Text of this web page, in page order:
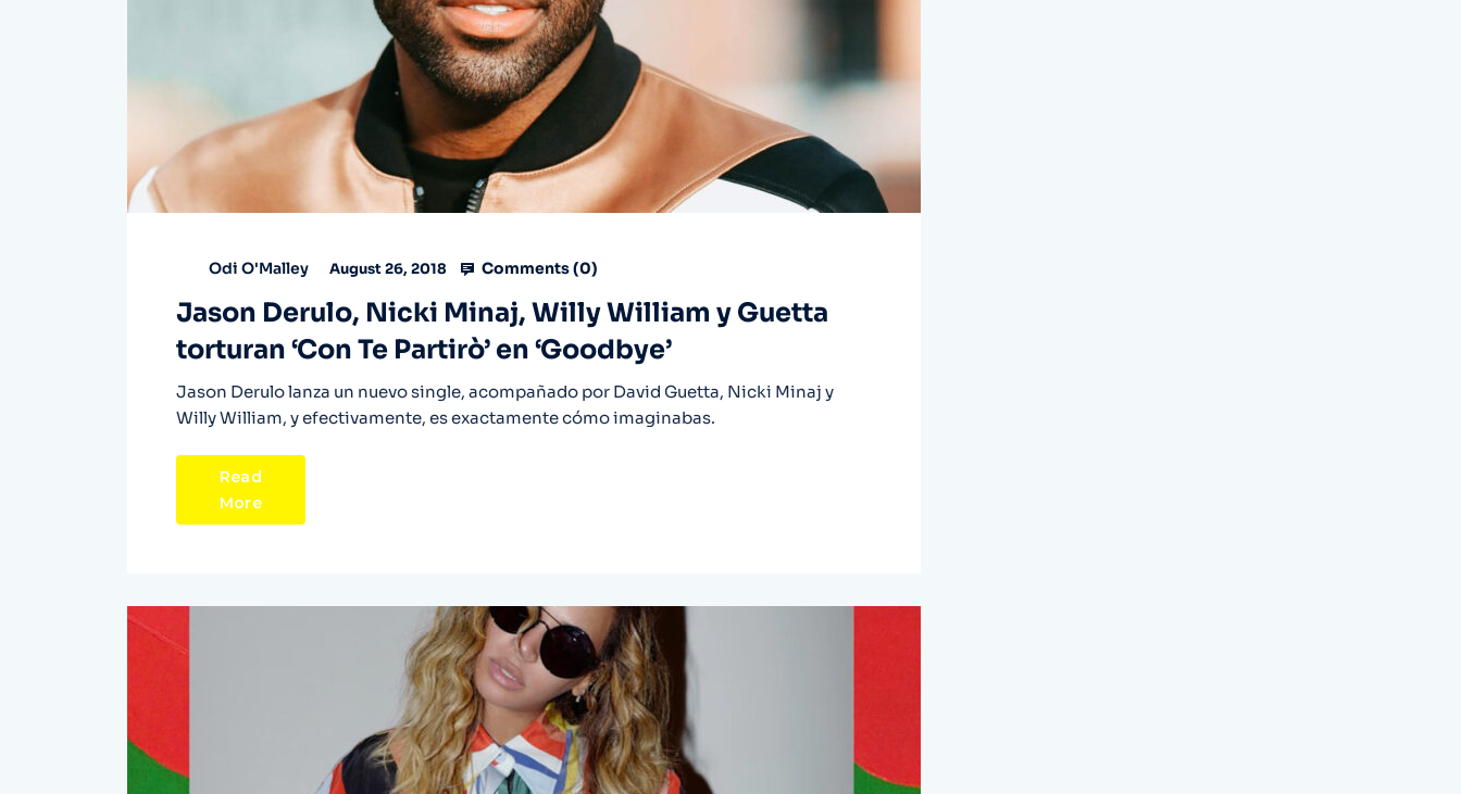
Odi O'Malley August 26, 2018 Comments (0)
Jason Derulo, Nicki Minaj, Willy William y Guetta
torturan ‘Con Te Partirò’ en ‘Goodbye’
Jason Derulo lanza un nuevo single, acompañado por David Guetta, Nicki Minaj y
Willy William, y efectivamente, es exactamente cómo imaginabas.
Read
More